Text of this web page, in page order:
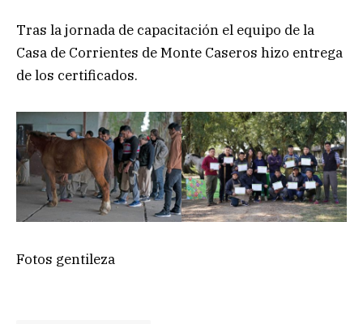
Tras la jornada de capacitación el equipo de la
Casa de Corrientes de Monte Caseros hizo entrega
de los certificados.
Fotos gentileza